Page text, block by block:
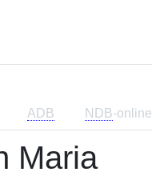
ADB NDB-online
Maria